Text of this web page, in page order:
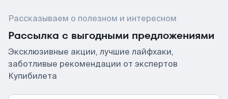
Рассказываем о полезном и интересном
Рассылка с выгодными предложениями
Эксклюзивные акции, лучшие лайфхаки,
заботливые рекомендации от экспертов
Купибилета